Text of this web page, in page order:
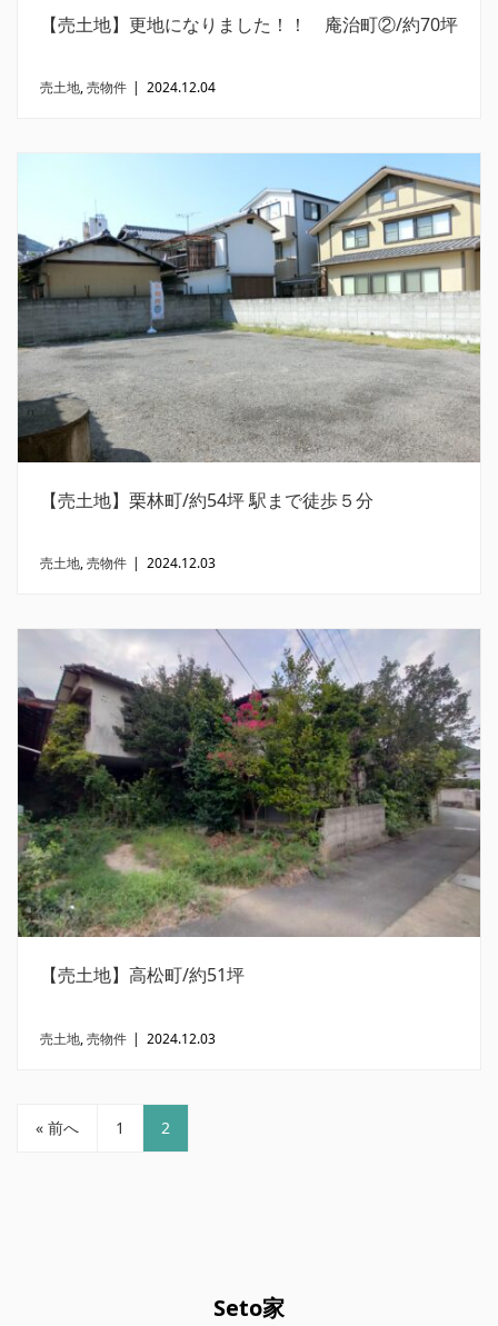
【売土地】更地になりました！！ 庵治町②/約70坪
売土地,売物件 | 2024.12.04
【売土地】栗林町/約54坪 駅まで徒歩５分
売土地,売物件 | 2024.12.03
【売土地】高松町/約51坪
売土地,売物件 | 2024.12.03
« 前へ 1 2
Seto家